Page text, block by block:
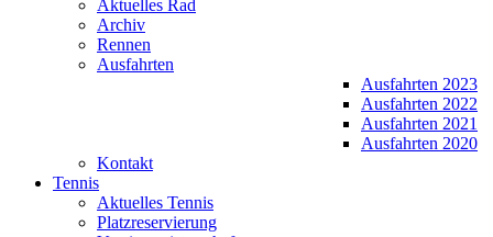
Aktuelles Rad
Archiv
Rennen
Ausfahrten
Ausfahrten 2023
Ausfahrten 2022
Ausfahrten 2021
Ausfahrten 2020
Kontakt
Tennis
Aktuelles Tennis
Platzreservierung